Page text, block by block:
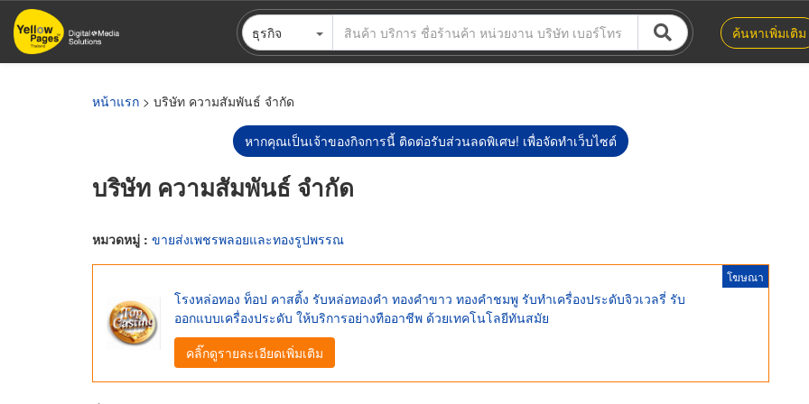
ข้าม
ไป
ธุรกิจ ค้นหาเพิ่มเติม
หน้าแรก > บริษัท ความสัมพันธ์ จำกัด
หากคุณเป็นเจ้าของกิจการนี้ ติดต่อรับส่วนลดพิเศษ! เพื่อจัดทำเว็บไซต์
บริษัท ความสัมพันธ์ จำกัด
หมวดหมู่ : ขายส่งเพชรพลอยและทองรูปพรรณ
โฆษณา
โรงหล่อทอง ท็อป คาสติ้ง รับหล่อทองคำ ทองคำขาว ทองคำชมพู รับทำเครื่องประดับจิวเวลรี่ รับ
ออกแบบเครื่องประดับ ให้บริการอย่างทืออาชีพ ด้วยเทคโนโลยีทันสมัย
คลิ๊กดูรายละเอียดเพิ่มเติม